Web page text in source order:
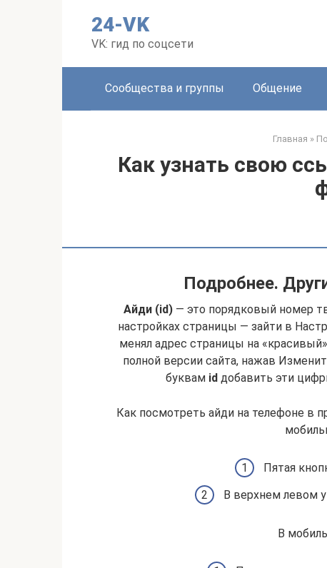
24-VK
VK: гид по соцсети
Сообщества и группы Общение
Главная »
Как узнать свою
Подробнее.
Айди (id)— это порядковый номер
настройках страницы — зайти в
менял адрес страницы на
полной версии сайта, нажав
буквам id добавить эти
Как посмотреть айди на телефоне в
Пятая
В верхнем левом
В